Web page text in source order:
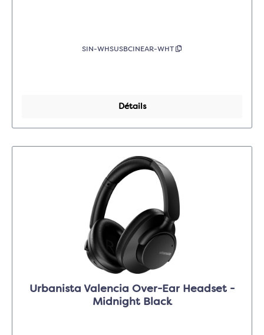
SIN-WHSUSBCINEAR-WHT
Détails
Urbanista Valencia Over-Ear Headset -
Midnight Black